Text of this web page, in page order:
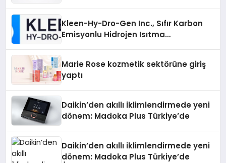
Kleen-Hy-Dro-Gen Inc., Sıfır Karbon
Emisyonlu Hidrojen Isıtma
Marie Rose kozmetik sektörüne giriş
yaptı
Daikin’den akıllı iklimlendirmede yeni
dönem: Madoka Plus Türkiye’de
Daikin’den akıllı iklimlendirmede yeni
dönem: Madoka Plus Türkiye’de